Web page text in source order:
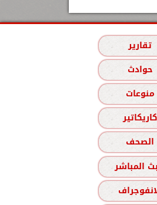
تقارير
حوادث
منوعات
كاريكاتير
الصحف
المباشر